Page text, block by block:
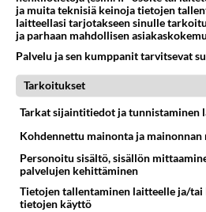
Anonyymi
2022-12-17 09:22:35
siis heteromies etsii lesboa
Äänestä
2022-12-17 09:36:26
Anonyymikirjoitti:
siis heteromies etsii lesboa
ja muita teknisiä keinoja tietojen
laitteellasi tarjotakseen sinulle
ja parhaan mahdollisen
Palvelu ja sen kumppanit tarvitsevat
Tarkoitukset
Tarkat sijaintitiedot ja tunnistaminen
Kohdennettu mainonta ja
Personoitu sisältö, sisällön
palvelujen kehittäminen
Tietojen tallentaminen laitteelle ja/
tietojen käyttö